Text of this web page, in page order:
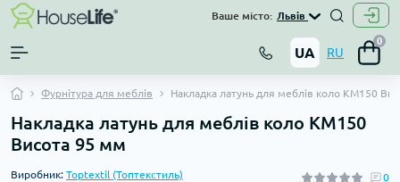
Ваше місто: Львів
UA RU
0
Фурнітура для меблів Накладка латунь для меблів коло KM150
Накладка латунь для меблів коло KM150
Висота 95 мм
Виробник: Toptextil (Топтекстиль)
0